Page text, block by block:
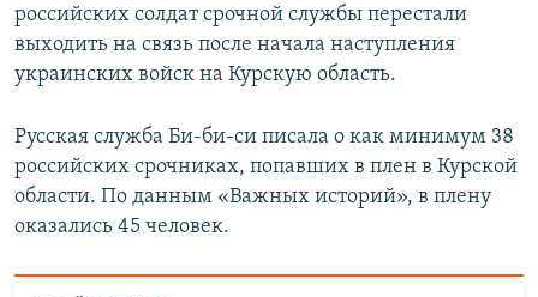
российских солдат срочной службы перестали
выходить на связь после начала наступления
украинских войск на Курскую область.
Русская служба Би-би-си писала о как минимум 38
российских срочниках, попавших в плен в Курской
области. По данным «Важных историй», в плену
оказались 45 человек.